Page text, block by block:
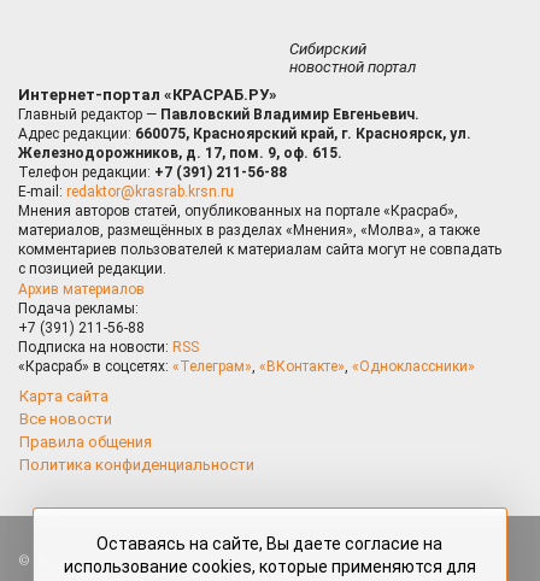
Сибирский
новостной портал
Интернет-портал «КРАСРАБ.РУ»
Главный редактор — Павловский Владимир Евгеньевич.
Адрес редакции: 660075, Красноярский край, г. Красноярск, ул.
Железнодорожников, д. 17, пом. 9, оф. 615.
Телефон редакции: +7 (391) 211-56-88
E-mail: redaktor@krasrab.krsn.ru
Мнения авторов статей, опубликованных на портале «Красраб»,
материалов, размещённых в разделах «Мнения», «Молва», а также
комментариев пользователей к материалам сайта могут не совпадать
с позицией редакции.
Архив материалов
Подача рекламы:
+7 (391) 211-56-88
Подписка на новости: RSS
«Красраб» в соцсетях: «Телеграм», «ВКонтакте», «Одноклассники»
Карта сайта
Все новости
Правила общения
Политика конфиденциальности
Все права защищены. Любые материалы, размещённые на портале
Оставаясь на сайте, Вы даете согласие на
использование cookies, которые применяются для